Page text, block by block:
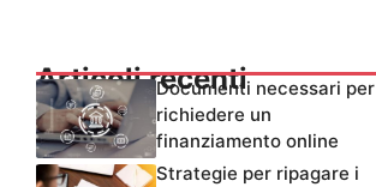
Articoli recentiDocumenti necessari per
richiedere un
finanziamento online
Strategie per ripagare i